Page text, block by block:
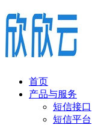
首页
产品与服务
短信接口
短信平台